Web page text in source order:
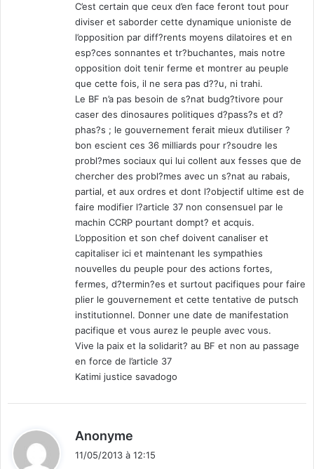
C’est certain que ceux d’en face feront tout pour
diviser et saborder cette dynamique unioniste de
l’opposition par diff?rents moyens dilatoires et en
esp?ces sonnantes et tr?buchantes, mais notre
opposition doit tenir ferme et montrer au peuple
que cette fois, il ne sera pas d??u, ni trahi.
Le BF n’a pas besoin de s?nat budg?tivore pour
caser des dinosaures politiques d?pass?s et d?
phas?s ; le gouvernement ferait mieux d’utiliser ?
bon escient ces 36 milliards pour r?soudre les
probl?mes sociaux qui lui collent aux fesses que de
chercher des probl?mes avec un s?nat au rabais,
partial, et aux ordres et dont l?objectif ultime est de
faire modifier l?article 37 non consensuel par le
machin CCRP pourtant dompt? et acquis.
L’opposition et son chef doivent canaliser et
capitaliser ici et maintenant les sympathies
nouvelles du peuple pour des actions fortes,
fermes, d?termin?es et surtout pacifiques pour faire
plier le gouvernement et cette tentative de putsch
institutionnel. Donner une date de manifestation
pacifique et vous aurez le peuple avec vous.
Vive la paix et la solidarit? au BF et non au passage
en force de l’article 37
Katimi justice savadogo
Anonyme
11/05/2013 à 12:15